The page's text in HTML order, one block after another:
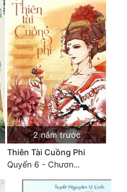
2 năm trước
Thiên Tài Cuồng Phi
Quyển 6 - Chươn...